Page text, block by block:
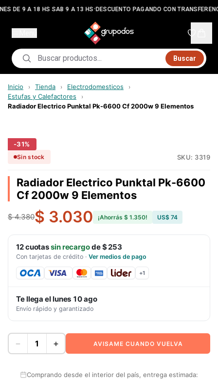
DE 9 A 18 HS SAB 9 A 13 HS•DESCUENTO PAGANDO CON
Buscar
Inicio › Tienda › Electrodomesticos ›
Estufas y Calefactores ›
Radiador Electrico Punktal Pk-6600 Cf 2000w 9 Elementos
-31%
Sin stock SKU: 3319
Radiador Electrico Punktal Pk-6600
Cf 2000w 9 Elementos
$ 4.380$ 3.030 ¡Ahorrás $ 1.350! US$ 74
12cuotassin recargode$ 253
Con tarjetas de crédito · Ver medios de pago
+1
Te llega ellunes 10 ago
Envío rápido y garantizado
− + AVISAME CUANDO VUELVA
Comprando desde el interior del país, entrega estimada: